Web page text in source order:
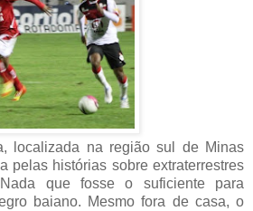
localizada na região sul de Minas
pelas histórias sobre extraterrestres
que fosse o suficiente para
baiano. Mesmo fora de casa, o